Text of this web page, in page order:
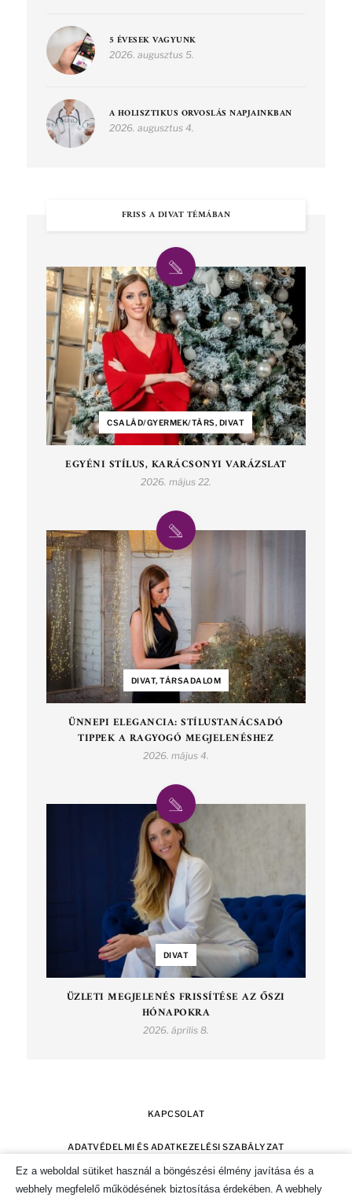
5 ÉVESEK VAGYUNK
2026. augusztus 5.
A HOLISZTIKUS ORVOSLÁS NAPJAINKBAN
2026. augusztus 4.
FRISS A DIVAT TÉMÁBAN
CSALÁD/GYERMEK/TÁRS, DIVAT
EGYÉNI STÍLUS, KARÁCSONYI VARÁZSLAT
2026. május 22.
DIVAT, TÁRSADALOM
ÜNNEPI ELEGANCIA: STÍLUSTANÁCSADÓ
TIPPEK A RAGYOGÓ MEGJELENÉSHEZ
2026. május 4.
DIVAT
ÜZLETI MEGJELENÉS FRISSÍTÉSE AZ ŐSZI
HÓNAPOKRA
2026. április 8.
KAPCSOLAT
ADATVÉDELMI ÉS ADATKEZELÉSI SZABÁLYZAT
IMPRESSZUM
Ez a weboldal sütiket használ a böngészési élmény javítása és a
webhely megfelelő működésének biztosítása érdekében. A webhely